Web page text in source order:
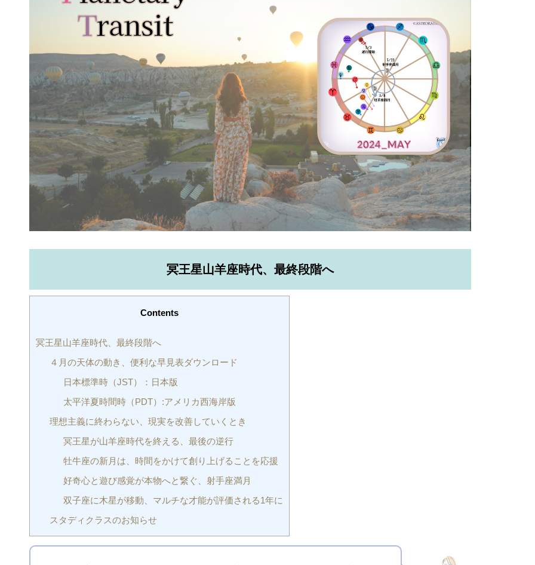
冥王星山羊座時代、最終段階へ
Contents
冥王星山羊座時代、最終段階へ
４月の天体の動き、便利な早見表ダウンロード
日本標準時（JST）：日本版
太平洋夏時間時（PDT）:アメリカ西海岸版
理想主義に終わらない、現実を改善していくとき
冥王星が山羊座時代を終える、最後の逆行
牡牛座の新月は、時間をかけて創り上げることを応援
好奇心と遊び感覚が本物へと繋ぐ、射手座満月
双子座に木星が移動、マルチな才能が評価される1年に
スタディクラスのお知らせ